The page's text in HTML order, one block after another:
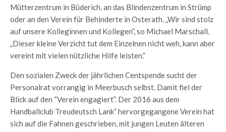
Mütterzentrum in Büderich, an das Blindenzentrum in Strümp
oder an den Verein für Behinderte in Osterath. „Wir sind stolz
auf unsere Kolleginnen und Kollegen”, so Michael Marschall.
„Dieser kleine Verzicht tut dem Einzelnen nicht weh, kann aber
vereint mit vielen nützliche Hilfe leisten.”
Den sozialen Zweck der jährlichen Centspende sucht der
Personalrat vorrangig in Meerbusch selbst. Damit fiel der
Blick auf den “Verein engagiert”. Der 2016 aus dem
Handballclub Treudeutsch Lank” hervorgegangene Verein hat
sich auf die Fahnen geschrieben, mit jungen Leuten älteren